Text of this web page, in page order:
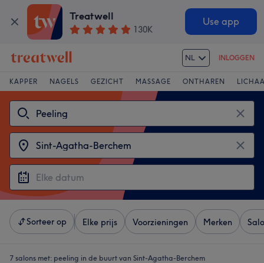
Treatwell
130K
Use app
NL INLOGGEN
KAPPER NAGELS GEZICHT MASSAGE ONTHAREN
Sorteer op Elke prijs Voorzieningen Merken
7 salons met: peeling in de buurt van Sint-Agatha-Berchem